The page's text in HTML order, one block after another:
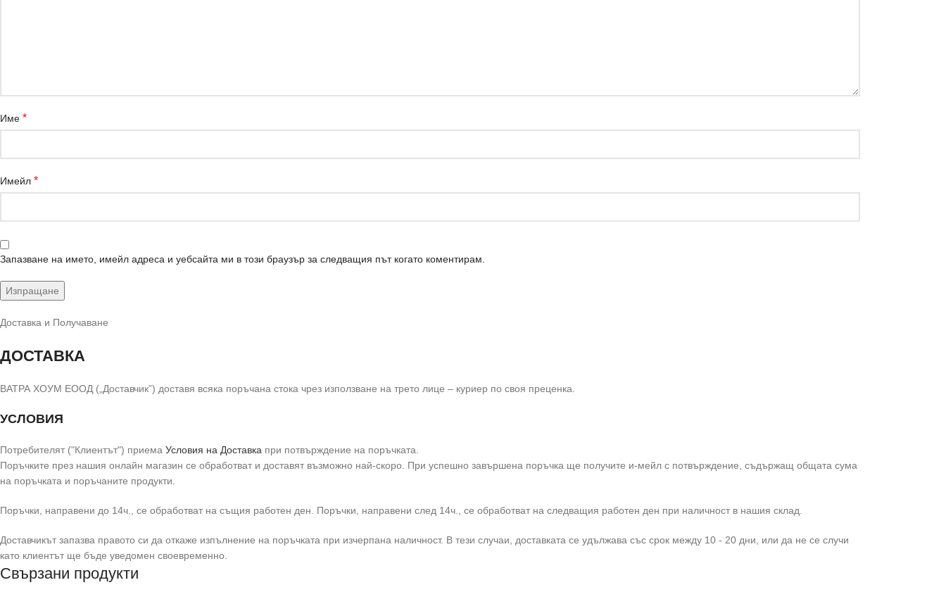
Име *
Имейл *
Запазване на името, имейл адреса и уебсайта ми в този браузър за следващия път когато коментирам.
Доставка и Получаване
ДОСТАВКА
ВАТРА ХОУМ ЕООД („Доставчик”) доставя всяка поръчана стока чрез използване на трето лице – куриер по своя преценка.
УСЛОВИЯ
Потребителят ("Клиентът") приема Условия на Доставка при потвърждение на поръчката.
Поръчките през нашия онлайн магазин се обработват и доставят възможно най-скоро. При успешно завършена поръчка ще получите и-мейл с потвърждение, съдържащ общата сума
на поръчката и поръчаните продукти.
Поръчки, направени до 14ч., се обработват на същия работен ден. Поръчки, направени след 14ч., се обработват на следващия работен ден при наличност в нашия склад.
Доставчикът запазва правото си да откаже изпълнение на поръчката при изчерпана наличност. В тези случаи, доставката се удължава със срок между 10 - 20 дни, или да не се случи
като клиентът ще бъде уведомен своевременно.
Свързани продукти